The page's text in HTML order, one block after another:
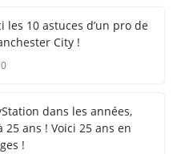
les 10 astuces d’un pro de
City !
dans les années,
25 ans ! Voici 25 ans en
!